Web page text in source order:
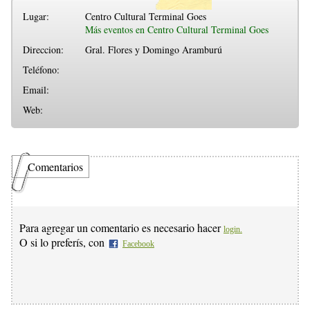
Lugar:
Centro Cultural Terminal Goes
Más eventos en Centro Cultural Terminal Goes
Direccion:
Gral. Flores y Domingo Aramburú
Teléfono:
Email:
Web:
Comentarios
Para agregar un comentario es necesario hacer login.
O si lo preferís, con Facebook